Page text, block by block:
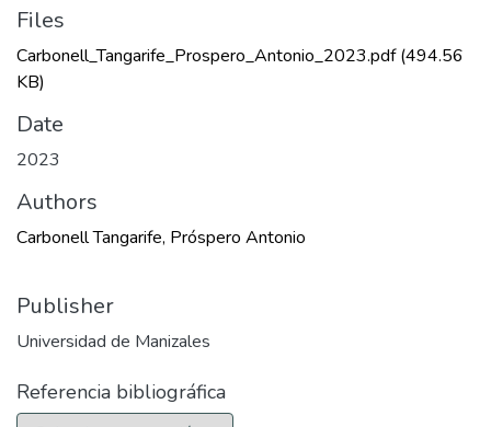
Files
Carbonell_Tangarife_Prospero_Antonio_2023.pdf(494.56
KB)
Date
2023
Authors
Carbonell Tangarife, Próspero Antonio
Publisher
Universidad de Manizales
Referencia bibliográfica